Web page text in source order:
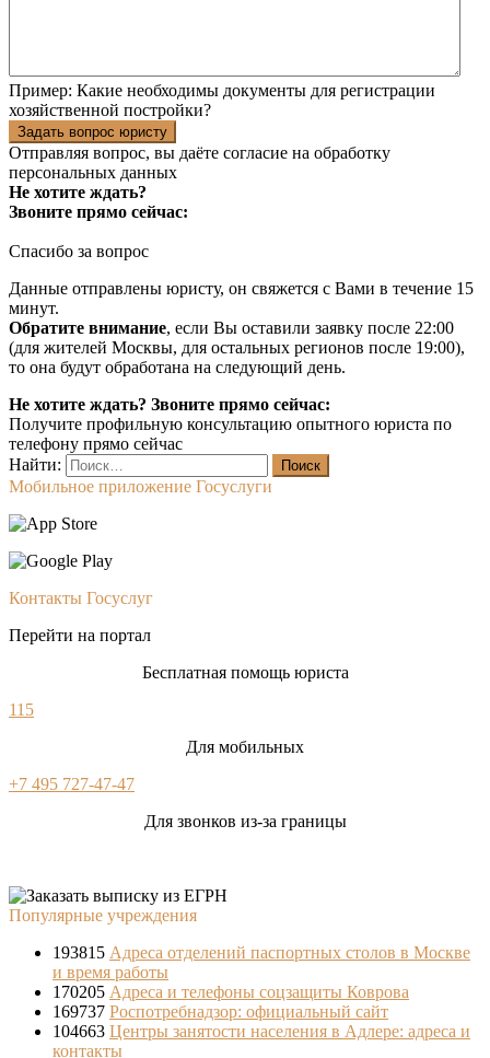
Пример: Какие необходимы документы для регистрации
хозяйственной постройки?
Задать вопрос юристу
Отправляя вопрос, вы даёте согласие на обработку
персональных данных
Не хотите ждать?
Звоните прямо сейчас:
Спасибо за вопрос
Данные отправлены юристу, он свяжется с Вами в течение 15
минут.
Обратите внимание, если Вы оставили заявку после 22:00
(для жителей Москвы, для остальных регионов после 19:00),
то она будут обработана на следующий день.
Не хотите ждать? Звоните прямо сейчас:
Получите профильную консультацию опытного юриста по
телефону прямо сейчас
Найти:
Мобильное приложение Госуслуги
Контакты Госуслуг
Перейти на портал
Бесплатная помощь юриста
115
Для мобильных
+7 495 727-47-47
Для звонков из-за границы
Популярные учреждения
193815 Адреса отделений паспортных столов в Москве
и время работы
170205 Адреса и телефоны соцзащиты Коврова
169737 Роспотребнадзор: официальный сайт
104663 Центры занятости населения в Адлере: адреса и
контакты